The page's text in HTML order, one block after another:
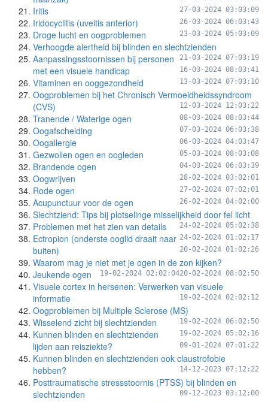
Iritis 27-03-2024 03:03:09
Iridocyclitis (uveitis anterior) 26-03-2024 06:03:43
Droge lucht en oogproblemen 23-03-2024 05:03:09
Verhoogde alertheid bij blinden en slechtzienden
21-03-2024 07:03:19
Aanpassingsstoornissen bij personen
met een visuele handicap
16-03-2024 08:03:41
Vitaminen en ooggezondheid 13-03-2024 07:03:10
Oogproblemen bij het Chronisch Vermoeidheidssyndroom
(CVS)
12-03-2024 12:03:22
Tranende / Waterige ogen 08-03-2024 08:03:44
Oogafscheiding 07-03-2024 06:03:38
Oogallergie 06-03-2024 04:03:47
Gezwollen ogen en oogleden 05-03-2024 08:03:08
Brandende ogen 04-03-2024 06:03:39
Oogwrijven 28-02-2024 03:02:01
Rode ogen 27-02-2024 07:02:01
Acupunctuur voor de ogen 26-02-2024 04:02:00
Slechtziend: Tips bij plotselinge misselijkheid door fel licht
24-02-2024 05:02:38
Problemen met het zien van details
24-02-2024 01:02:17
Ectropion (onderste ooglid draait naar
buiten)
20-02-2024 01:02:26
Waarom mag je niet met je ogen in de zon kijken?
20-02-2024 08:02:50
Jeukende ogen 19-02-2024 02:02:04
Visuele cortex in hersenen: Verwerken van visuele
informatie
19-02-2024 02:02:12
Oogproblemen bij Multiple Sclerose (MS)
19-02-2024 06:02:50
Wisselend zicht bij slechtzienden
19-02-2024 05:02:16
Kunnen blinden en slechtzienden
lijden aan reisziekte?
09-01-2024 07:01:22
Kunnen blinden en slechtzienden ook claustrofobie
hebben?
14-12-2023 07:12:22
Posttraumatische stressstoornis (PTSS) bij blinden en
slechtzienden
09-12-2023 03:12:00